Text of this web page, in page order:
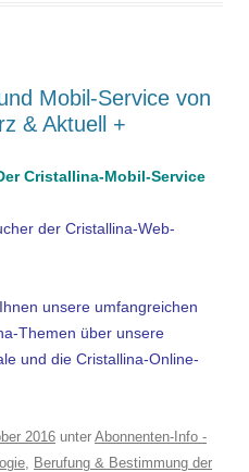
Mobil-Service von
& Aktuell +
Cristallina-Mobil-Service
der Cristallina-Web-
unsere umfangreichen
Themen über unsere
und die Cristallina-Online-
2016 unter Abonnenten-Info -
, Berufung & Bestimmung der